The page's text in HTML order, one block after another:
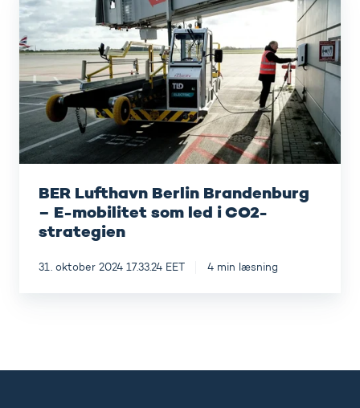
Lufthavn
Berlin
Brandenburg
–
E-
mobilitet
som
led
CO2-
BER Lufthavn Berlin Brandenburg
– E-mobilitet som led i CO2-
strategien
31. oktober 2024 17.33.24 EET 4 min læsning